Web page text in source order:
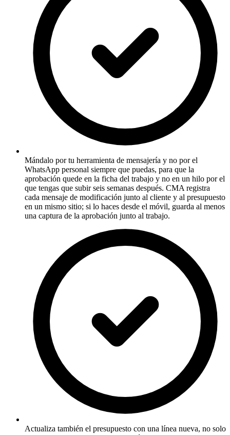
Mándalo por tu herramienta de mensajería y no por el
WhatsApp personal siempre que puedas, para que la
aprobación quede en la ficha del trabajo y no en un hilo por el
que tengas que subir seis semanas después. CMA registra
cada mensaje de modificación junto al cliente y al presupuesto
en un mismo sitio; si lo haces desde el móvil, guarda al menos
una captura de la aprobación junto al trabajo.
Actualiza también el presupuesto con una línea nueva, no solo